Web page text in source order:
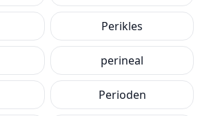
Perikles
perineal
Perioden